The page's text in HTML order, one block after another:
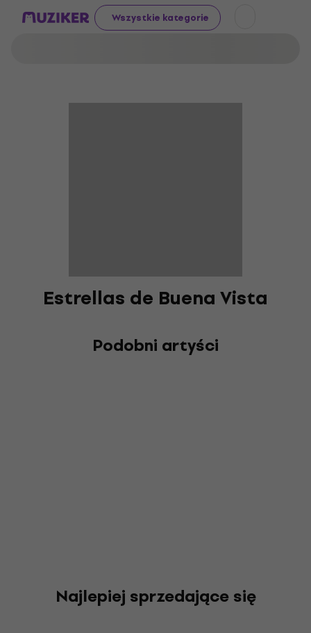
Wszystkie kategorie
Estrellas de Buena Vista
Podobni artyści
Najlepiej sprzedające się